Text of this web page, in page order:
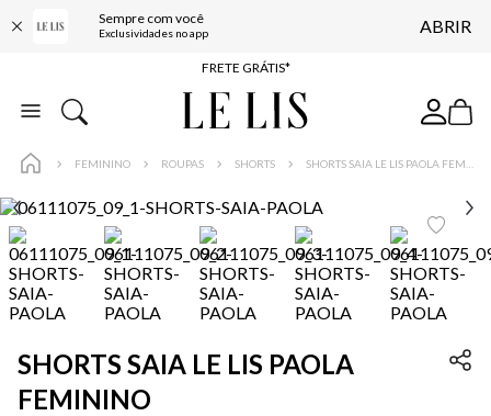
Sempre com você
Exclusividades no app ABRIR
ENTREGA EXPRESSA*
FRETE GRÁTIS*
BAIXE O APP
FEMININO ROUPAS SHORTS
SHORTS SAIA LE LIS PAOLA
FEMININO